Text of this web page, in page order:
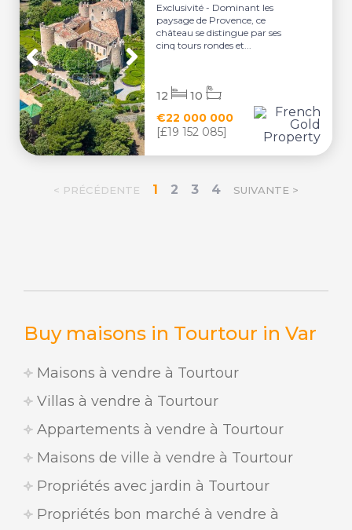
Buy maisons in Tourtour in Var
Maisons à vendre à Tourtour
Villas à vendre à Tourtour
Appartements à vendre à Tourtour
Maisons de ville à vendre à Tourtour
Propriétés avec jardin à Tourtour
Propriétés bon marché à vendre à
Exclusivité - Dominant les
paysage de Provence, ce
château se distingue par ses
cinq tours rondes et...
€22 000 000
[£19 152 085]
12 10
< PRÉCÉDENTE 1 2 3 4 SUIVANTE >